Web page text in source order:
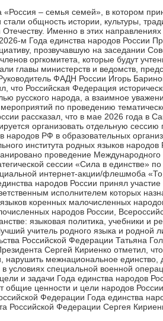
– семья семей», в котором
общность истории, культуры,
Именно в этих направлениях
м Года единства народов России
прозвучавшую на заседании
оргкомитета, которые будут
главы министерств и ведомств,
ФАДН России Игорь
что Российская Федерация
русского народа, а взаимное
по проведению
рассказал, что в мае 2026 года в
организовать отдельную сессию
народов РФ в образовательных
института родных языков народов
проведение
сессии «Сила в единстве» по
интернет-акции/флешмоба
народов России принял участие
исполнителем которых
коренных малочисленных
народов России,
языковая политика, учебники и
учитель родного языка и родной
Российской Федерации Татьяна
Сергей Кириенко отметил,
нарушить межнациональное единство,
специальной военной
и задачи Года единства народов
общие ценности и цели народов
Федерации Года единства
Российской Федерации Сергея